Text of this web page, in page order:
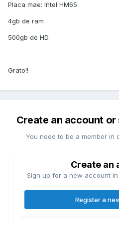
Placa mae: Intel HM65
4gb de ram
500gb de HD
Grato!!
Create an account
You need to be a member in
Create an
Sign up for a new account
Register a